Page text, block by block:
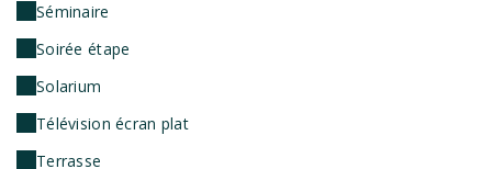
Séminaire
Soirée étape
Solarium
Télévision écran plat
Terrasse